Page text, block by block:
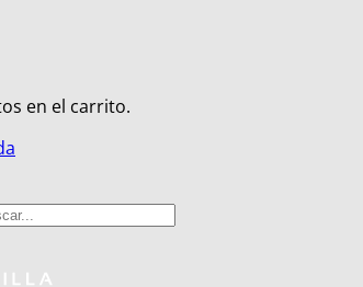
en el carrito.